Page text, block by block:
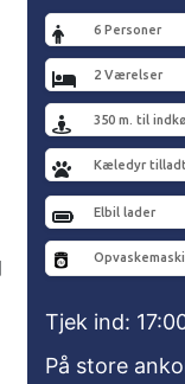
6 Personer
2 Værelser
350 m. til
Kæledyr tilladt
Elbil lader
Tjek ind:
På store